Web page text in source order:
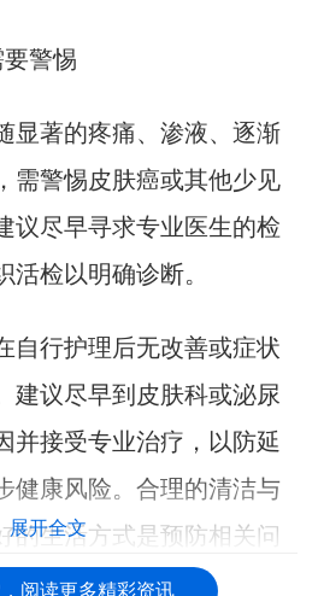
警惕
显著的疼痛、渗液、逐渐
需警惕皮肤癌或其他少见
议尽早寻求专业医生的检
检以明确诊断。
自行护理后无改善或症状
建议尽早到皮肤科或泌尿
并接受专业治疗，以防延
健康风险。合理的清洁与
的生活方式是预防相关问
展开全文
阅读更多精彩资讯